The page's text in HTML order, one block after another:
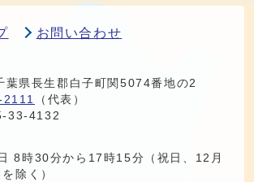
お問い合わせ
県長生郡白子町関5074番地の2
（代表）
33-4132
8時30分から17時15分（祝日、12月
除く）